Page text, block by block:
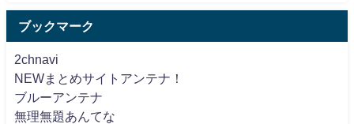
ブックマーク
2chnavi
NEWまとめサイトアンテナ！
ブルーアンテナ
無理無題あんてな